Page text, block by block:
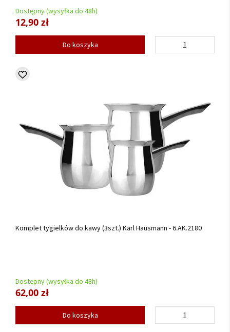
Dostępny (wysyłka do 48h)
12,90 zł
Do koszyka
Komplet tygielków do kawy (3szt.) Karl Hausmann - 6.AK.2180
Dostępny (wysyłka do 48h)
62,00 zł
Do koszyka